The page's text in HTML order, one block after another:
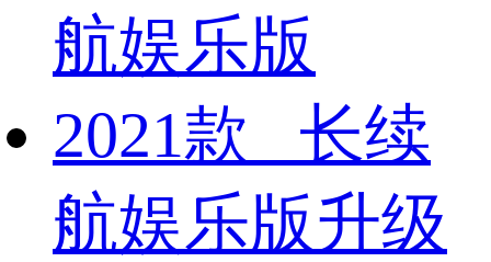
航娱乐版
2021款 长续
航娱乐版升级